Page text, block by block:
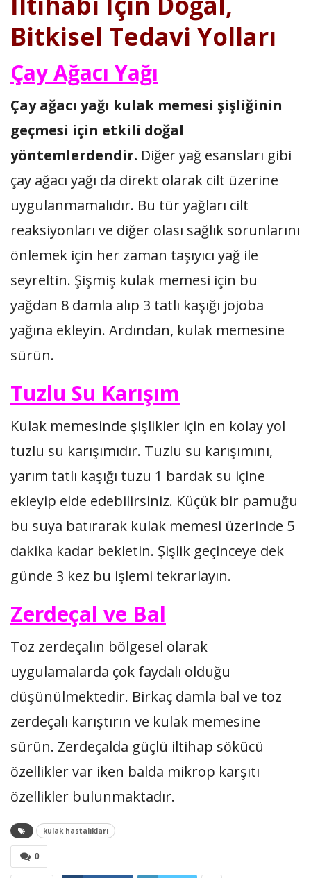
Bitkisel Tedavi Yolları
Çay Ağacı Yağı
Çay ağacı yağı kulak memesi şişliğinin
geçmesi için etkili doğal
yöntemlerdendir. Diğer yağ esansları gibi
çay ağacı yağı da direkt olarak cilt üzerine
uygulanmamalıdır. Bu tür yağları cilt
reaksiyonları ve diğer olası sağlık sorunlarını
önlemek için her zaman taşıyıcı yağ ile
seyreltin. Şişmiş kulak memesi için bu
yağdan 8 damla alıp 3 tatlı kaşığı jojoba
yağına ekleyin. Ardından, kulak memesine
sürün.
Tuzlu Su Karışım
Kulak memesinde şişlikler için en kolay yol
tuzlu su karışımıdır. Tuzlu su karışımını,
yarım tatlı kaşığı tuzu 1 bardak su içine
ekleyip elde edebilirsiniz. Küçük bir pamuğu
bu suya batırarak kulak memesi üzerinde 5
dakika kadar bekletin. Şişlik geçinceye dek
günde 3 kez bu işlemi tekrarlayın.
Zerdeçal ve Bal
Toz zerdeçalın bölgesel olarak
uygulamalarda çok faydalı olduğu
düşünülmektedir. Birkaç damla bal ve toz
zerdeçalı karıştırın ve kulak memesine
sürün. Zerdeçalda güçlü iltihap sökücü
özellikler var iken balda mikrop karşıtı
özellikler bulunmaktadır.
kulak hastalıkları
0